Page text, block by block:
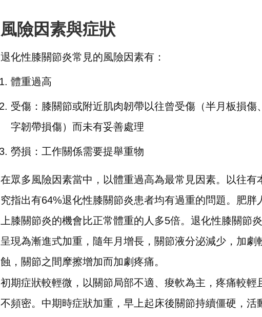
風險因素與症狀
退化性膝關節炎常見的風險因素有：
體重過高
受傷：膝關節或附近肌肉韌帶以往曾受傷（半月板損傷
字韌帶損傷）而未有妥善處理
勞損：工作關係需要提舉重物
在眾多風險因素當中，以體重過高為最常見因素。以往有
究指出有64%退化性膝關節炎患者均有過重的問題。肥胖
上膝關節炎的機會比正常體重的人多5倍。退化性膝關節
呈現為漸進式加重，隨年月增長，關節液分泌減少，加劇
蝕，關節之間摩擦增加而加劇疼痛。
初期症狀較輕微，以關節局部不適、痠軟為主，疼痛較輕
不頻密。中期時症狀加重，早上起床後關節持續僵硬，活